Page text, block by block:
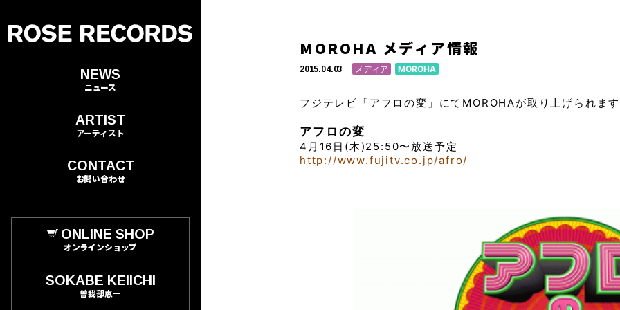
NEWS
ニュース
ARTIST
アーティスト
CONTACT
お問い合わせ
ONLINE SHOP
オンラインショップ
SOKABE KEIICHI
曽我部恵一
MOROHA メディア情報
2015.04.03 メディア MOROHA
フジテレビ「アフロの変」にてMOROHAが取り上げられま
アフロの変
4月16日(木)25:50〜放送予定
http://www.fujitv.co.jp/afro/